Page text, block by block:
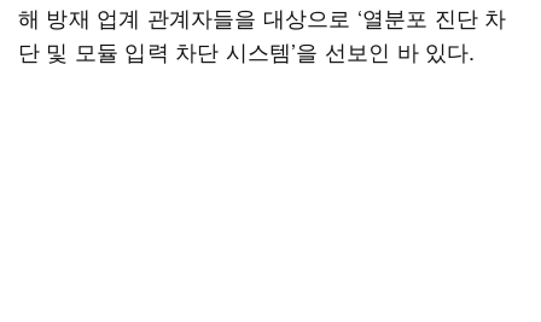
해 방재 업계 관계자들을 대상으로 ‘열분포 진단 차
단 및 모듈 입력 차단 시스템’을 선보인 바 있다.